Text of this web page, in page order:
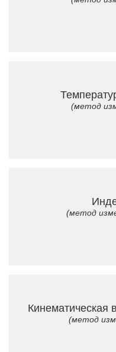
(метод
(метод
Кинематическая
(метод